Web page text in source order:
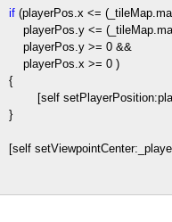
if (playerPos.x <=
playerPos.y <=
playerPos.y >= 0 &&
playerPos.x >= 0 )
{
[self
}
[self